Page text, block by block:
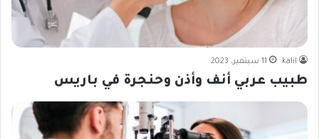
kalil 11 سبتمبر، 2023
طبيب عربي أنف وأذن وحنجرة في باريس